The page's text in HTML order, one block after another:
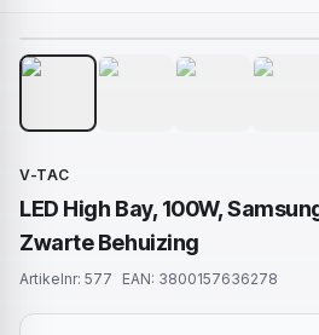
V-TAC
LED High Bay, 100W,
Zwarte Behuizing
Artikelnr: 577 EAN: 3800157636278